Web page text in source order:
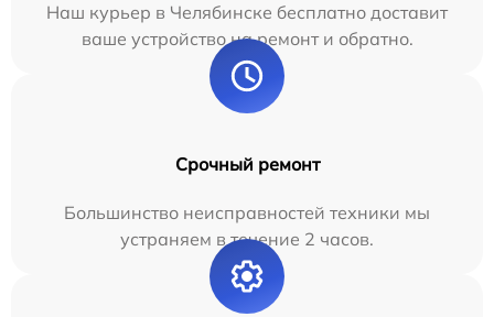
Наш курьер в Челябинске бесплатно доставит
ваше устройство на ремонт и обратно.
Срочный ремонт
Большинство неисправностей техники мы
устраняем в течение 2 часов.